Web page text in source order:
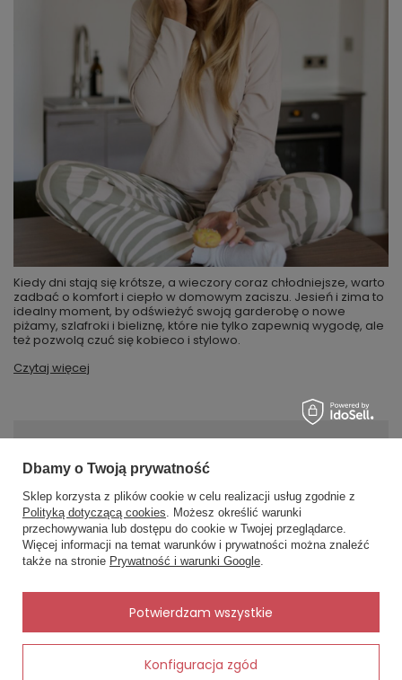
Dodaj do koszyka
Kiedy dni stają się krótsze, a wieczory coraz chłodniejsze, warto
zadbać o komfort i ciepło w domowym zaciszu. Jesień i zima to
idealny moment, by odświeżyć swoją garderobę o nowe
piżamy, szlafroki i bieliznę, które nie tylko zapewnią wygodę, ale
też pozwolą czuć się kobieco i stylowo.
Czytaj więcej
Status zamówienia
Śledzenie przesyłki
Chcę zareklamować produkt
Kontakt
×
✨ Asystent zakupowy
Napisz czego szukasz — pokażę
gotowe propozycje.
Dbamy o Twoją prywatność
Sklep korzysta z plików cookie w celu realizacji usług zgodnie z
Polityką dotyczącą cookies. Możesz określić warunki
przechowywania lub dostępu do cookie w Twojej przeglądarce.
Więcej informacji na temat warunków i prywatności można znaleźć
także na stronie Prywatność i warunki Google.
Konfiguracja zgód
Potwierdzam wszystkie